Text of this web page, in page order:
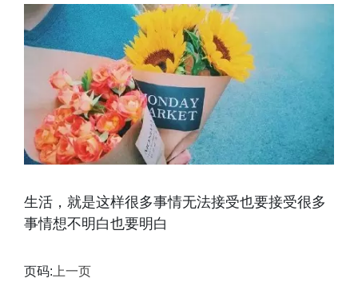
生活，就是这样很多事情无法接受也要接受很多
事情想不明白也要明白
页码: 上一页